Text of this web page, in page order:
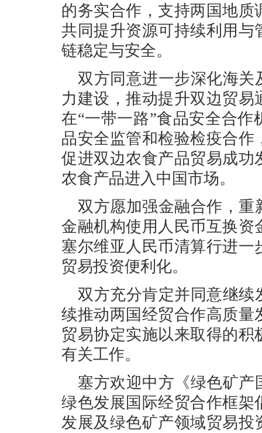
的务实合作，支持两国地
共同提升资源可持续利用
链稳定与安全。
双方同意进一步深化海关
力建设，推动提升双边贸
在“一带一路”食品安全合
品安全监管和检验检疫合
促进双边农食产品贸易成
农食产品进入中国市场。
双方愿加强金融合作，重
金融机构使用人民币互换
塞尔维亚人民币清算行进
贸易投资便利化。
双方充分肯定并同意继续
续推动两国经贸合作高质
贸易协定实施以来取得的
有关工作。
塞方欢迎中方《绿色矿
绿色发展国际经贸合作框
发展及绿色矿产领域贸易